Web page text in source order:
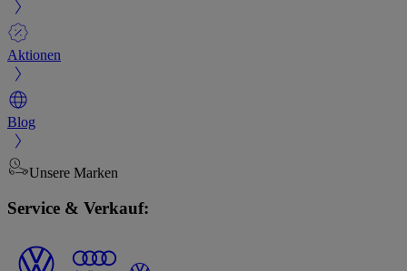
Aktionen
Blog
Unsere Marken
Service & Verkauf: